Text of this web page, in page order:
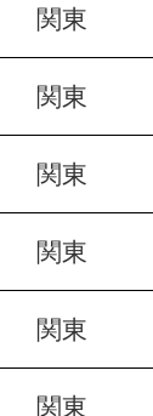
関東
関東
関東
関東
関東
関東